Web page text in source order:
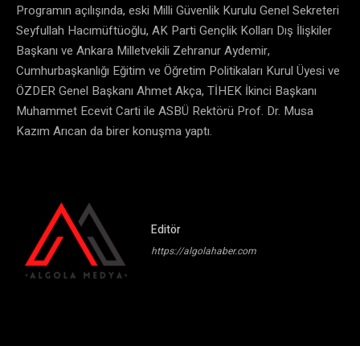
Programın açılışında, eski Milli Güvenlik Kurulu Genel Sekreteri
Seyfullah Hacımüftüoğlu, AK Parti Gençlik Kolları Dış İlişkiler
Başkanı ve Ankara Milletvekili Zehranur Aydemir,
Cumhurbaşkanlığı Eğitim ve Öğretim Politikaları Kurul Üyesi ve
ÖZDER Genel Başkanı Ahmet Akça, TİHEK İkinci Başkanı
Muhammet Ecevit Carti ile ASBÜ Rektörü Prof. Dr. Musa
Kazım Arıcan da birer konuşma yaptı.
Editör
https://algolahaber.com